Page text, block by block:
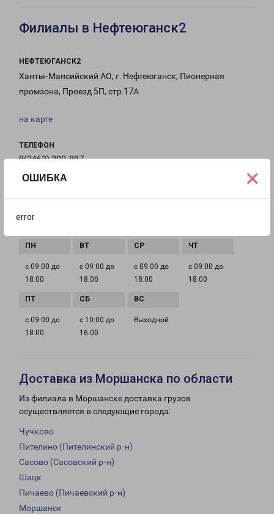
ОШИБКА
error
×
Филиалы в Нефтеюганск2
НЕФТЕЮГАНСК2
Ханты-Мансийский АО, г. Нефтеюганск, Пионерная
промзона, Проезд 5П, стр.17А
на карте
ТЕЛЕФОН
8(3463) 200-887
nyu-fr@pecom.ru
с 09:00 до
18:00
с 09:00 до
18:00
с 09:00 до
18:00
с 09:00 до
18:00
с 09:00 до
18:00
с 10:00 до
16:00
Выходной
Доставка из Моршанска по области
Из филиала в Моршанске доставка грузов
осуществляется в следующие города:
Чучково
Пителино (Пителинский р-н)
Сасово (Сасовский р-н)
Шацк
Пичаево (Пичаевский р-н)
Моршанск